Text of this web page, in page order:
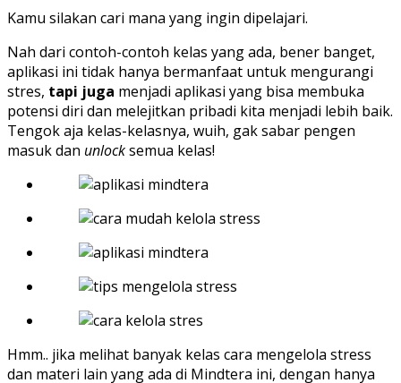
Kamu silakan cari mana yang ingin dipelajari.
Nah dari contoh-contoh kelas yang ada, bener banget,
aplikasi ini tidak hanya bermanfaat untuk mengurangi
stres, tapi juga menjadi aplikasi yang bisa membuka
potensi diri dan melejitkan pribadi kita menjadi lebih baik.
Tengok aja kelas-kelasnya, wuih, gak sabar pengen
masuk dan unlocksemua kelas!
Hmm.. jika melihat banyak kelas cara mengelola stress
dan materi lain yang ada di Mindtera ini, dengan hanya